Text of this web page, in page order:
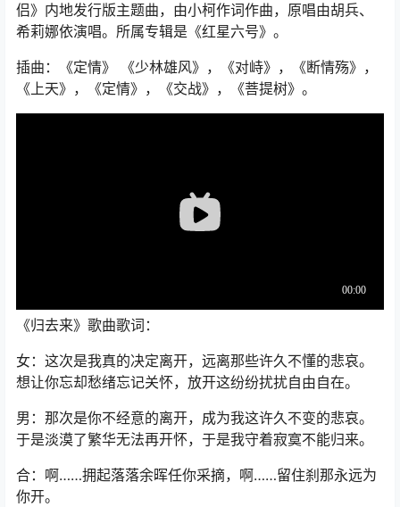
侣》内地发行版主题曲，由小柯作词作曲，原唱由胡兵、
希莉娜依演唱。所属专辑是《红星六号》。
插曲：《定情》 《少林雄风》，《对峙》，《断情殇》，
《上天》，《定情》，《交战》，《菩提树》。
《归去来》歌曲歌词：
女：这次是我真的决定离开，远离那些许久不懂的悲哀。
想让你忘却愁绪忘记关怀，放开这纷纷扰扰自由自在。
男：那次是你不经意的离开，成为我这许久不变的悲哀。
于是淡漠了繁华无法再开怀，于是我守着寂寞不能归来。
合：啊……拥起落落余晖任你采摘，啊……留住刹那永远为
你开。